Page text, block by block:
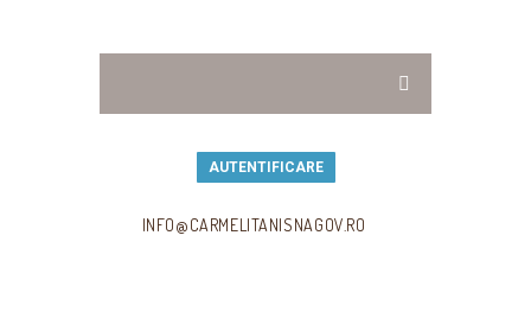
AUTENTIFICARE
INFO@CARMELITANISNAGOV.RO